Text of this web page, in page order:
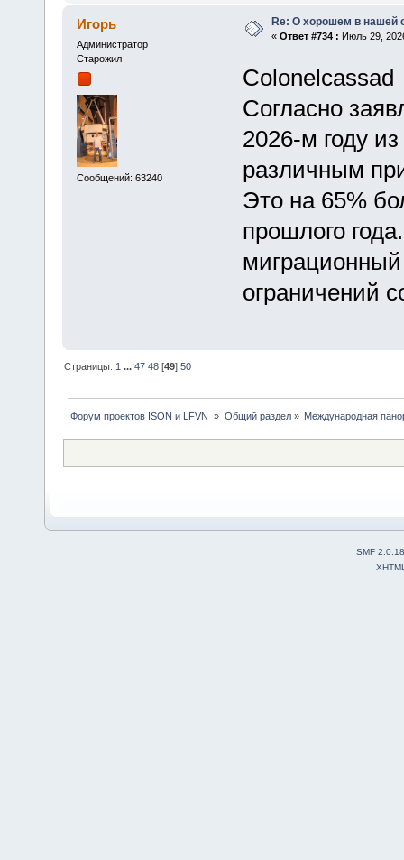
Игорь
Администратор
Старожил
Сообщений: 63240
Re: О хорошем в нашей
« Ответ #734 : Июль 29,
Colonelcassad
Согласно
2026-м году
различным
Это на 65%
прошлого
ограничений
Страницы:1 ...47 48 [49]50
Форум проектов ISON и LFVN » Общий раздел» Международная
SMF 2.0.18